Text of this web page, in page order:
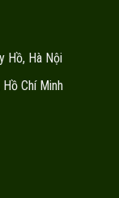
Hồ, Hà Nội
Chí Minh